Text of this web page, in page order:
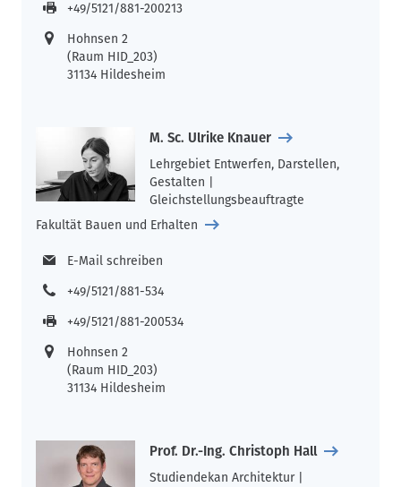
+49/5121/881-200213
Hohnsen 2
(Raum HID_203)
31134 Hildesheim
M. Sc. Ulrike Knauer
Lehrgebiet Entwerfen, Darstellen,
Gestalten |
Gleichstellungsbeauftragte
Fakultät Bauen und Erhalten
E-Mail schreiben
+49/5121/881-534
+49/5121/881-200534
Hohnsen 2
(Raum HID_203)
31134 Hildesheim
Prof. Dr.-Ing. Christoph Hall
Studiendekan Architektur |